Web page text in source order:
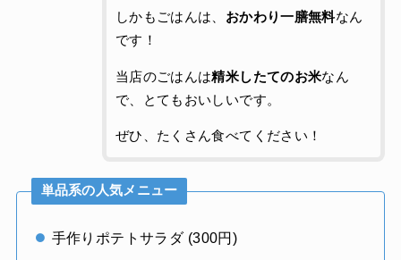
しかもごはんは、 おかわり一膳無料なん
です！
当店のごはんは精米したてのお米なん
で、とてもおいしいです。
ぜひ、たくさん食べてください！
単品系の人気メニュー
手作りポテトサラダ (300円)